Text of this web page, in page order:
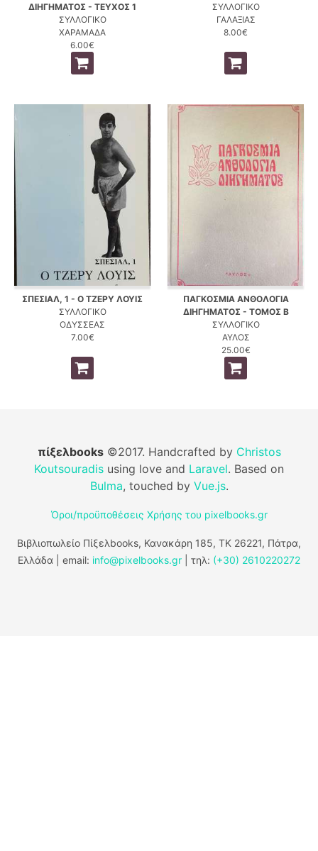
ΔΙΗΓΗΜΑΤΟΣ - ΤΕΥΧΟΣ 1
ΣΥΛΛΟΓΙΚΟ
ΧΑΡΑΜΑΔΑ
6.00€
ΣΥΛΛΟΓΙΚΟ
ΓΑΛΑΞΙΑΣ
8.00€
ΣΠΕΣΙΑΛ, 1 - Ο ΤΖΕΡΥ ΛΟΥΙΣ
ΣΥΛΛΟΓΙΚΟ
ΟΔΥΣΣΕΑΣ
7.00€
ΠΑΓΚΟΣΜΙΑ ΑΝΘΟΛΟΓΙΑ
ΔΙΗΓΗΜΑΤΟΣ - ΤΟΜΟΣ Β
ΣΥΛΛΟΓΙΚΟ
ΑΥΛΟΣ
25.00€
πίξελbooks©2017. Handcrafted by Christos
Koutsouradis using love and Laravel. Based on
Bulma, touched by Vue.js.
Όροι/προϋποθέσεις Χρήσης του pixelbooks.gr
Βιβλιοπωλείο Πίξελbooks, Κανακάρη 185, ΤΚ 26221, Πάτρα,
Ελλάδα | email: info@pixelbooks.gr | τηλ: (+30) 2610220272